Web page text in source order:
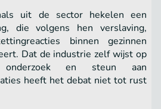
uit de sector hekelen een
die volgens hen verslaving,
binnen gezinnen
Dat de industrie zelf wijst op
onderzoek en steun aan
heeft het debat niet tot rust